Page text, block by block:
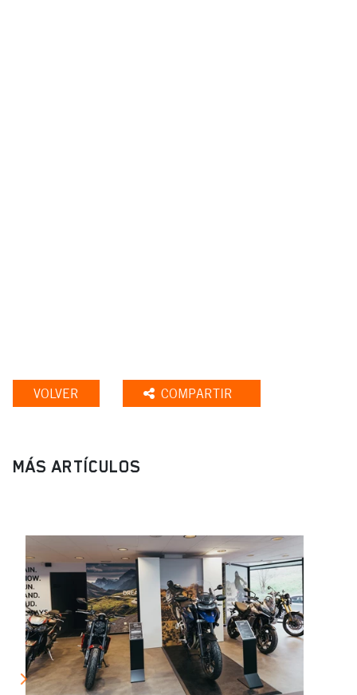
VOLVER COMPARTIR
MÁS ARTÍCULOS